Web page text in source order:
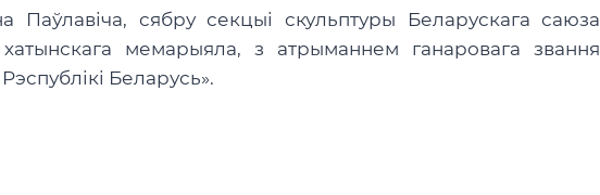
Паўлавіча, сябру секцыі скульптуры Беларускага саюза
мемарыяла, з атрыманнем ганаровага звання
Беларусь».